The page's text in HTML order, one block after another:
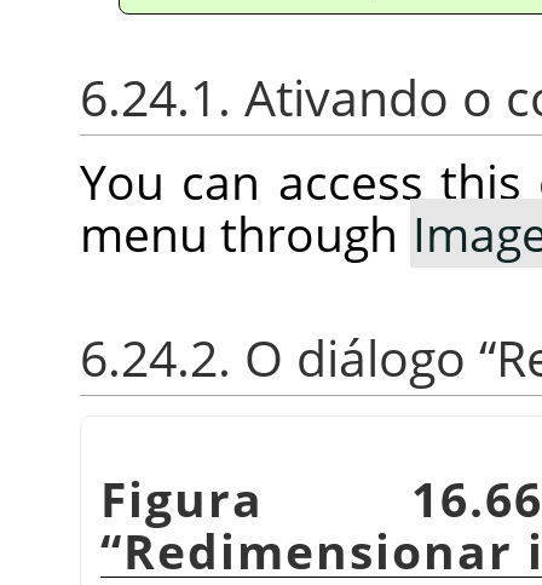
6.24.1. Ativando o
You can access
menu through
6.24.2. O diálogo “
Figura
“Redimensionar